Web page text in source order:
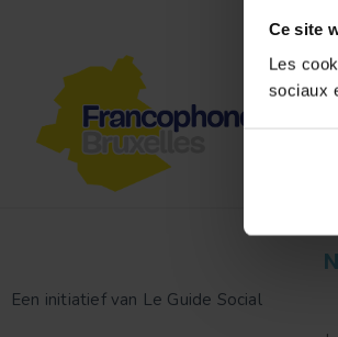
Ce site
Les
sociaux
Een initiatief van Le Guide Social